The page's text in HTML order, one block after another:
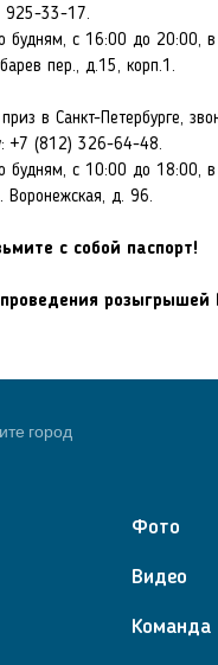
925-33-17.
будням, с 16:00 до 20:00,
пер., д.15, корп.1.
в Санкт-Петербурге,
+7 (812) 326-64-48.
будням, с 10:00 до 18:00,
Воронежская, д. 96.
с собой паcпорт!
розыгрышей
город
Фото
Видео
Команда